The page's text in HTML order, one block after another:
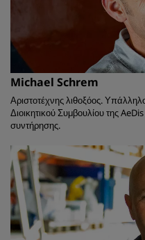
Michael Schrem
Αριστοτέχνης λιθοξόος.
Διοικητικού Συμβουλίου της
συντήρησης.